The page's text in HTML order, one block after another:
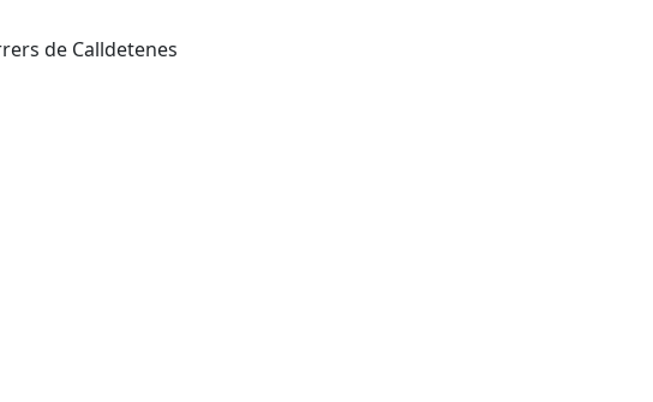
de Calldetenes